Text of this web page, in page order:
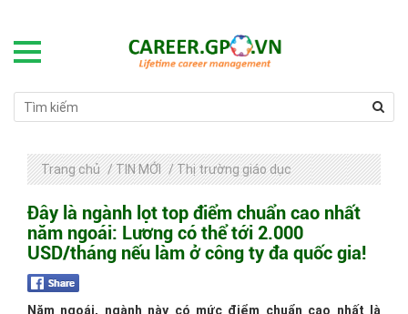
Trang chủ / TIN MỚI / Thị trường giáo dục
Đây là ngành lọt top điểm chuẩn cao nhất
năm ngoái: Lương có thể tới 2.000
USD/tháng nếu làm ở công ty đa quốc gia!
Năm ngoái, ngành này có mức điểm chuẩn cao nhất là